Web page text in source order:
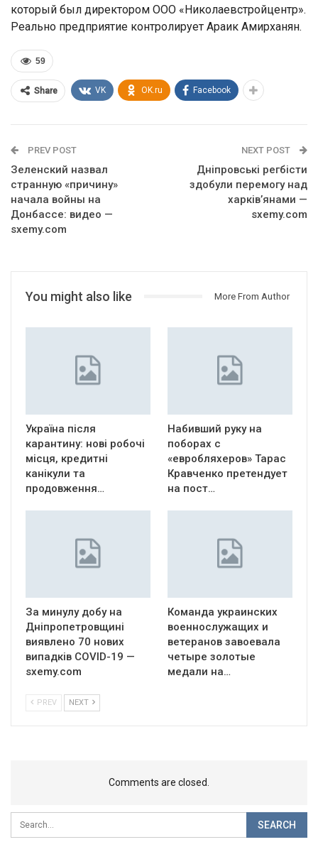
который был директором ООО «Николаевстройцентр».
Реально предприятие контролирует Араик Амирханян.
59
Share VK OK.ru Facebook
PREV POST
Зеленский назвал
странную «причину»
начала войны на
Донбассе: видео —
sxemy.com
NEXT POST
Дніпровські регбісти
здобули перемогу над
харків’янами —
sxemy.com
You might also like More From Author
Україна після
карантину: нові робочі
місця, кредитні
канікули та
продовження…
Набивший руку на
поборах с
«евробляхеров» Тарас
Кравченко претендует
на пост…
За минулу добу на
Дніпропетровщині
виявлено 70 нових
випадків COVID-19 —
sxemy.com
Команда украинских
военнослужащих и
ветеранов завоевала
четыре золотые
медали на…
PREV NEXT
Comments are closed.